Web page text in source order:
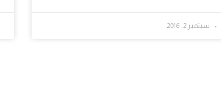
سبتمبر 2, 2016